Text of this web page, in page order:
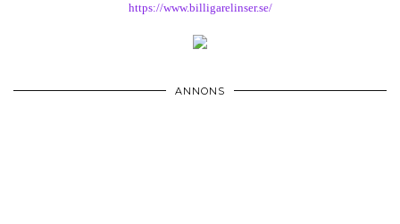
https://www.billigarelinser.se/
ANNONS